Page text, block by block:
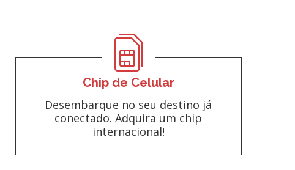
Chip de Celular
Desembarque no seu destino já
conectado. Adquira um chip
internacional!